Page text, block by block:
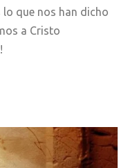
lo que nos han dicho
a Cristo